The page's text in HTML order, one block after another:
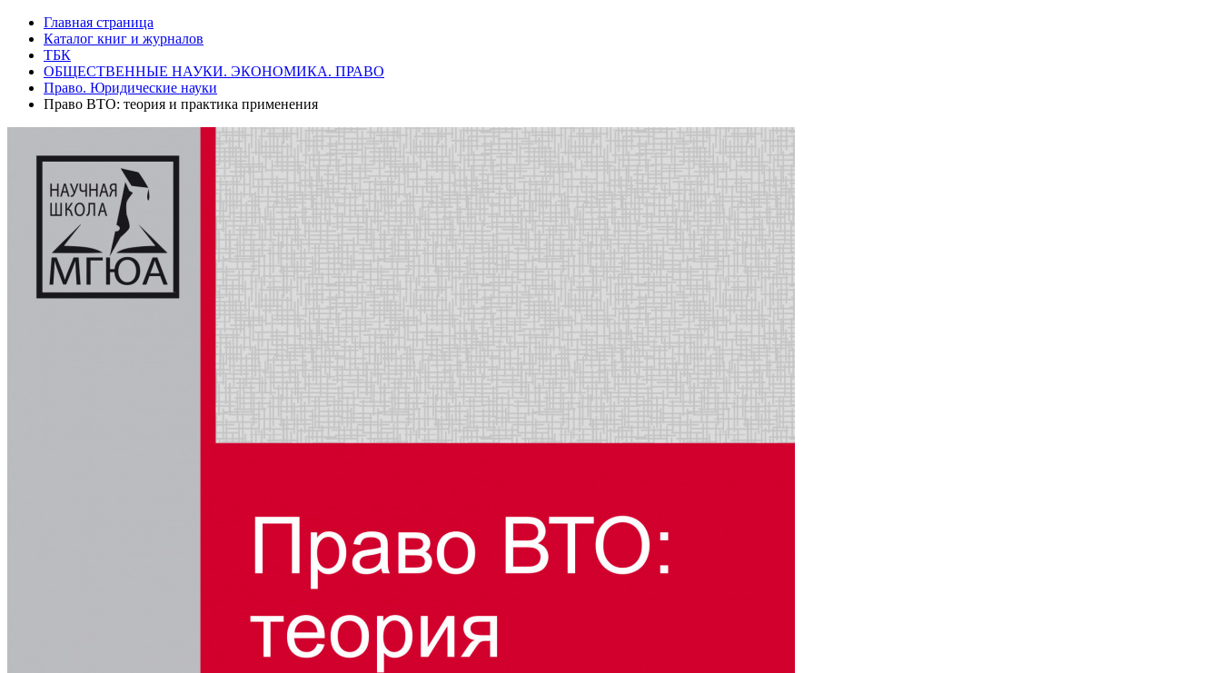
Главная страница
Каталог книг и журналов
ТБК
ОБЩЕСТВЕННЫЕ НАУКИ. ЭКОНОМИКА. ПРАВО
Право. Юридические науки
Право ВТО: теория и практика применения